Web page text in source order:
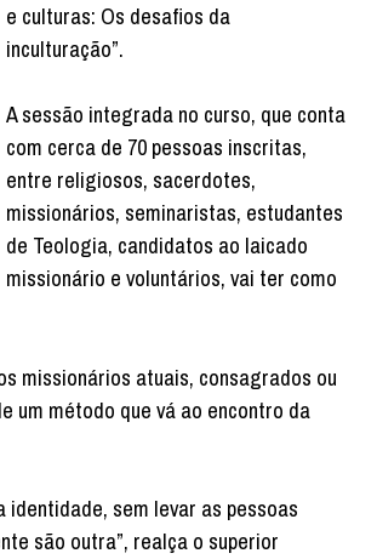
e culturas: Os desafios da
inculturação”.
A sessão integrada no curso, que conta
com cerca de 70 pessoas inscritas,
entre religiosos, sacerdotes,
missionários, seminaristas, estudantes
de Teologia, candidatos ao laicado
missionário e voluntários, vai ter como
missionários atuais, consagrados ou
um método que vá ao encontro da
identidade, sem levar as pessoas
são outra”, realça o superior